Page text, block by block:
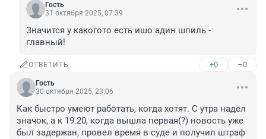
Гость
31 октября 2025, 07:39
Значится у какогото есть ишо адин шпиль -
главный!
ОТВЕТИТЬ +0 –0
Гость
30 октября 2025, 23:06
Как быстро умеют работать, когда хотят. С утра надел
значок, а к 19.20, когда вышла первая(?) новость уже
был задержан, провел время в суде и получил штраф